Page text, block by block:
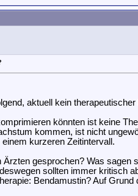
aktuell kein
könnten ist keine
kommen, ist nicht
kurzeren Zeitintervall.
gesprochen? Was sagen
sollten immer kritisch
Bendamustin? Auf